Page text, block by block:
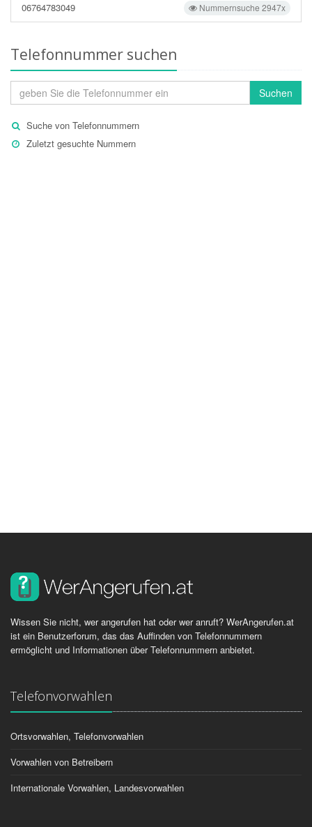
Nummernsuche 2947x
06764783049
Telefonnummer suchen
Suchen
Suche von Telefonnummern
Zuletzt gesuchte Nummern
Wissen Sie nicht, wer angerufen hat oder wer anruft? WerAngerufen.at
ist ein Benutzerforum, das das Auffinden von Telefonnummern
ermöglicht und Informationen über Telefonnummern anbietet.
Telefonvorwahlen
Ortsvorwahlen, Telefonvorwahlen
Vorwahlen von Betreibern
Internationale Vorwahlen, Landesvorwahlen